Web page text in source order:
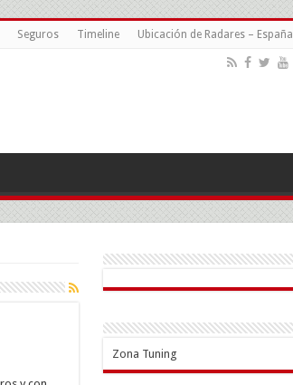
Seguros Timeline Ubicación de Radares – España
Zona Tuning